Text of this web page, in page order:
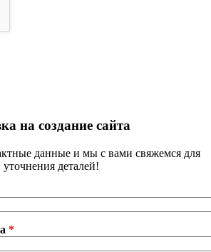
на создание сайта
данные и мы с вами свяжемся для
уточнения деталей!
*